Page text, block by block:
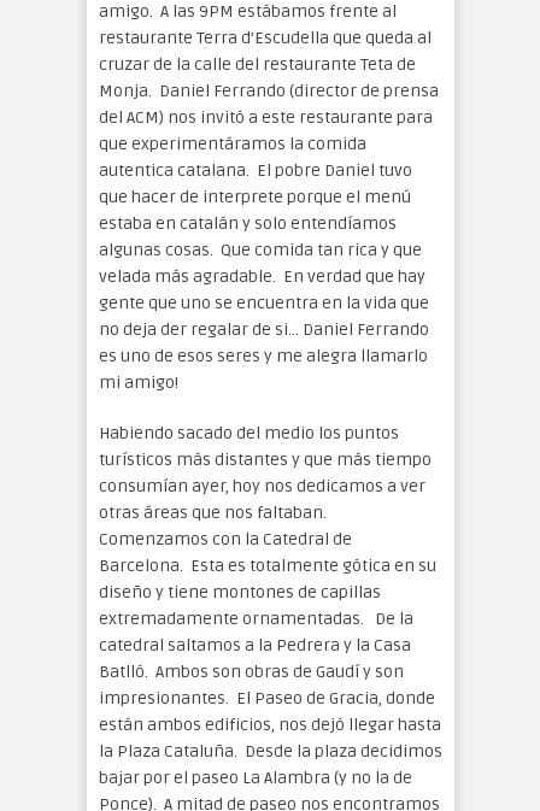
amigo. A las 9PM estábamos frente al
restaurante Terra d’Escudella que queda al
cruzar de la calle del restaurante Teta de
Monja. Daniel Ferrando (director de prensa
del ACM) nos invitó a este restaurante para
que experimentáramos la comida
autentica catalana. El pobre Daniel tuvo
que hacer de interprete porque el menú
estaba en catalán y solo entendíamos
algunas cosas. Que comida tan rica y que
velada más agradable. En verdad que hay
gente que uno se encuentra en la vida que
no deja der regalar de si… Daniel Ferrando
es uno de esos seres y me alegra llamarlo
mi amigo!
Habiendo sacado del medio los puntos
turísticos más distantes y que más tiempo
consumían ayer, hoy nos dedicamos a ver
otras áreas que nos faltaban.
Comenzamos con la Catedral de
Barcelona. Esta es totalmente gótica en su
diseño y tiene montones de capillas
extremadamente ornamentadas. De la
catedral saltamos a la Pedrera y la Casa
Batlló. Ambos son obras de Gaudí y son
impresionantes. El Paseo de Gracia, donde
están ambos edificios, nos dejó llegar hasta
la Plaza Cataluña. Desde la plaza decidimos
bajar por el paseo La Alambra (y no la de
Ponce). A mitad de paseo nos encontramos